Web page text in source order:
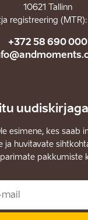
10621 Tallinn
registreering
+372 58 690 000
esimene, kes saab
ja huvitavate
parimate pakkumiste